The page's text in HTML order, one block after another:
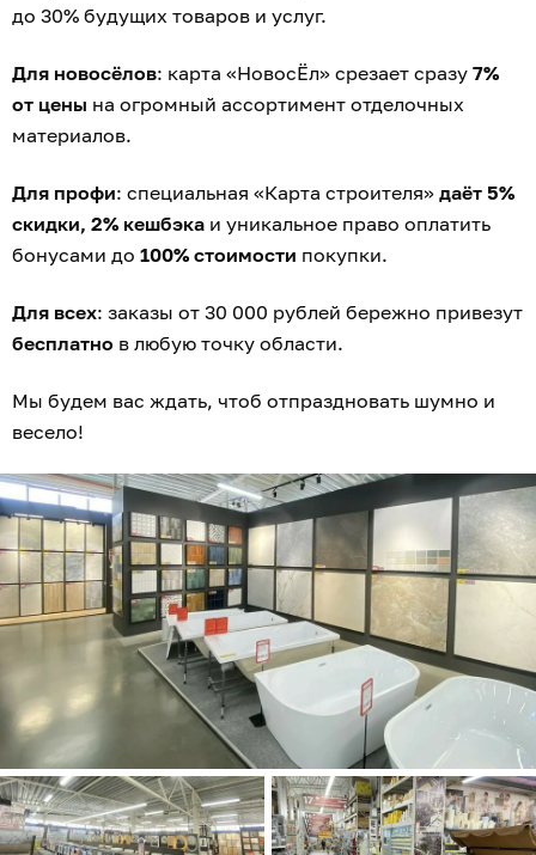
до 30% будущих товаров и услуг.
Для новосёлов: карта «НовосЁл» срезает сразу 7%
от цены на огромный ассортимент отделочных
материалов.
Для профи: специальная «Карта строителя» даёт 5%
скидки, 2% кешбэка и уникальное право оплатить
бонусами до 100% стоимости покупки.
Для всех: заказы от 30 000 рублей бережно привезут
бесплатно в любую точку области.
Мы будем вас ждать, чтоб отпраздновать шумно и
весело!